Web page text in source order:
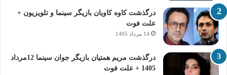
درگذشت کاوه کاویان بازیگر سینما و تلویزیون +
علت فوت
14 مرداد 1405
درگذشت مریم همتیان بازیگر جوان سینما 12مرداد
1405 + علت فوت